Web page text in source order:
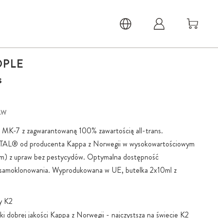
7 z zagwarantowaną 100% zawartością all-trans.
od producenta Kappa z Norwegii w wysokowartościowym
z upraw bez pestycydów. Optymalna dostępność
Wyprodukowana w UE, butelka 2x10ml z
K2
dobrej jakości Kappa z Norwegii - najczystsza na świecie K2